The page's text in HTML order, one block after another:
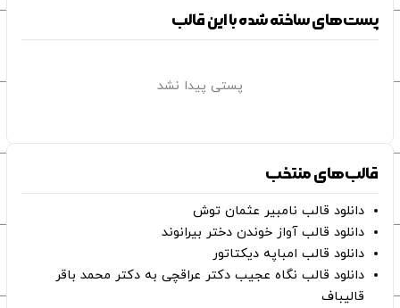
پست‌های ساخته شده با این قالب
پستی پیدا نشد
قالب‌های منتخب
دانلود قالب نامبیر عثمان ‌توش
دانلود قالب آواز خوندن دختر بیرانوند
دانلود قالب امباپه دیکتاتور
دانلود قالب نگاه عجیب دکتر عراقچی به دکتر محمد باقر
قالیباف